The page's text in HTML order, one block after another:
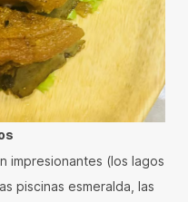
impresionantes (los lagos
piscinas esmeralda, las